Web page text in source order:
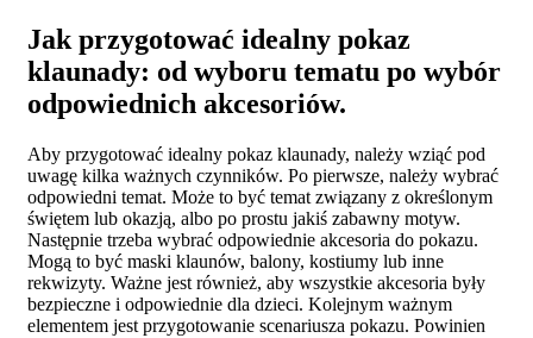
Jak przygotować idealny pokaz
klaunady: od wyboru tematu po wybór
odpowiednich akcesoriów.
Aby przygotować idealny pokaz klaunady, należy wziąć pod
uwagę kilka ważnych czynników. Po pierwsze, należy wybrać
odpowiedni temat. Może to być temat związany z określonym
świętem lub okazją, albo po prostu jakiś zabawny motyw.
Następnie trzeba wybrać odpowiednie akcesoria do pokazu.
Mogą to być maski klaunów, balony, kostiumy lub inne
rekwizyty. Ważne jest również, aby wszystkie akcesoria były
bezpieczne i odpowiednie dla dzieci. Kolejnym ważnym
elementem jest przygotowanie scenariusza pokazu. Powinien